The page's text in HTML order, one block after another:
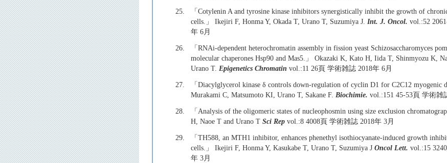
25.
「Cotylenin A and tyrosine kinase inhibitors synergistically inhibit the growth of
cells.」 Ikejiri F, Honma Y, Okada T, Urano T, Suzumiya J. Int. J. Oncol. vol.:52
年 6月
26.
「RNAi-dependent heterochromatin assembly in fission yeast Schizosaccharomyces
molecular chaperones Hsp90 and Mas5.」 Okazaki K, Kato H, Iida T, Shinmyozu K,
Urano T. Epigenetics Chromatin vol.:11 26頁 学術雑誌 2018年 6月
27.
「Diacylglycerol kinase δ controls down-regulation of cyclin D1 for C2C12 myogenic
Murakami C, Matsumoto KI, Urano T, Sakane F. Biochimie. vol.:151 45-53頁 学術雑
28.
「Analysis of the oligomeric states of nucleophosmin using size exclusion
H, Naoe T and Urano T Sci Rep vol.:8 4008頁 学術雑誌 2018年 3月
29.
「TH588, an MTH1 inhibitor, enhances phenethyl isothiocyanate-induced growth
cells.」 Ikejiri F, Honma Y, Kasukabe T, Urano T, Suzumiya J Oncol Lett. vol.:15
年 3月